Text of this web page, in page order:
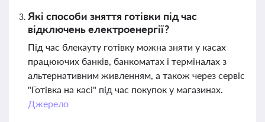
Які способи зняття готівки під час
відключень електроенергії?
Під час блекауту готівку можна зняти у касах
працюючих банків, банкоматах і терміналах з
альтернативним живленням, а також через сервіс
"Готівка на касі" під час покупок у магазинах.
Джерело